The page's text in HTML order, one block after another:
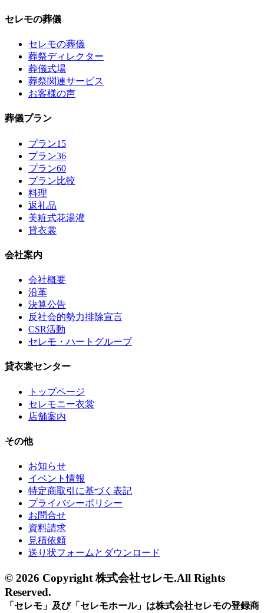
セレモの葬儀
セレモの葬儀
葬祭ディレクター
葬儀式場
葬祭関連サービス
お客様の声
葬儀プラン
プラン15
プラン36
プラン60
プラン比較
料理
返礼品
美粧式花湯灌
貸衣裳
会社案内
会社概要
沿革
決算公告
反社会的勢力排除宣言
CSR活動
セレモ・ハートグループ
貸衣裳センター
トップページ
セレモニー衣裳
店舗案内
その他
お知らせ
イベント情報
特定商取引に基づく表記
プライバシーポリシー
お問合せ
資料請求
見積依頼
送り状フォームとダウンロード
© 2026 Copyright 株式会社セレモ.All Rights
Reserved.
「セレモ」及び「セレモホール」は株式会社セレモの登録商